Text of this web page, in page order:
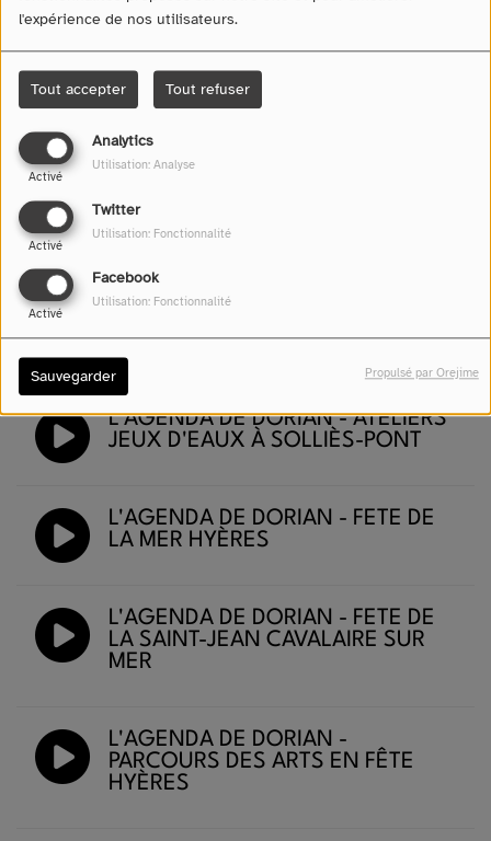
l'expérience de nos utilisateurs.
Tout accepter Tout refuser
Analytics
Activé
Utilisation: Analyse
Twitter
Activé
Utilisation: Fonctionnalité
Facebook
Activé
Utilisation: Fonctionnalité
Sauvegarder Propulsé par Orejime
Tous les jours de la semaine, Dorian sélectionne les plus
belles idées de sorties à Toulon, dans le Var et en
Provence.
L'AGENDA DE DORIAN - LES NUITS
FOURS LES PLAGES
L'AGENDA DE DORIAN - ATELIERS
JEUX D'EAUX À SOLLIÈS-PONT
L'AGENDA DE DORIAN - FÊTE DE
LA MER HYÈRES
L'AGENDA DE DORIAN - FÊTE DE
LA SAINT-JEAN CAVALAIRE SUR
MER
L'AGENDA DE DORIAN -
PARCOURS DES ARTS EN FÊTE
HYÈRES